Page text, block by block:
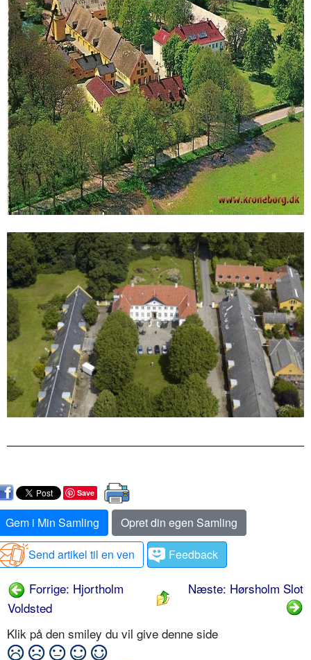
Save
Gem i Min Samling
Opret din egen Samling
Send artikel til en ven
Feedback
Forrige: Hjortholm
Voldsted
Næste: Hørsholm Slot
Klik på den smiley du vil give denne side